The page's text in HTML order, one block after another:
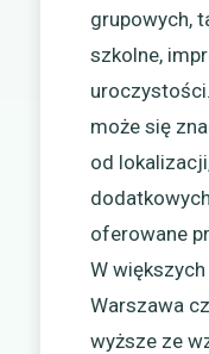
grupowych,
szkolne,
może się
od
oferowane
W
Warszawa
wyższe ze